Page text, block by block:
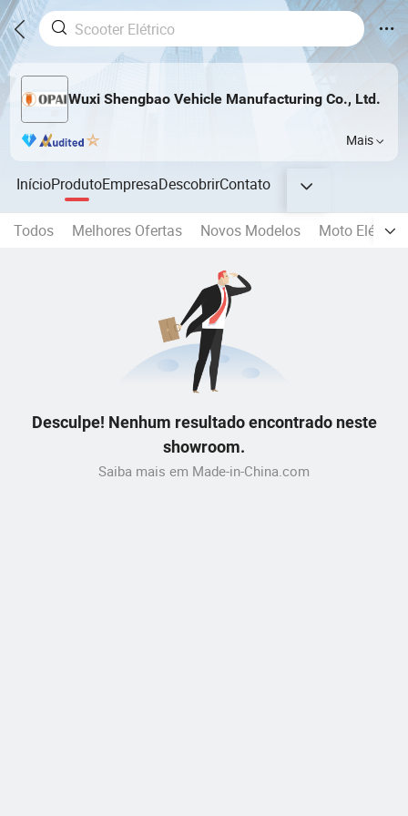
Wuxi Shengbao Vehicle Manufacturing Co., Ltd.
Mais
InícioProdutoEmpresaDescobrirContato
Todos Melhores Ofertas Novos Modelos Moto Elétrica
Desculpe! Nenhum resultado encontrado neste
showroom.
Saiba mais em Made-in-China.com